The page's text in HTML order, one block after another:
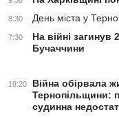
8:30 День міста у
7:30
На війні загинув
Бучаччини
19:20
Війна обірвала
Тернопільщини:
судинна